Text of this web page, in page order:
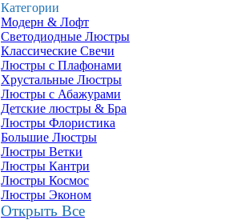
Категории
Модерн & Лофт
Светодиодные Люстры
Классические Свечи
Люстры с Плафонами
Хрустальные Люстры
Люстры с Абажурами
Детские люстры & Бра
Люстры Флористика
Большие Люстры
Люстры Ветки
Люстры Кантри
Люстры Космос
Люстры Эконом
Открыть Все